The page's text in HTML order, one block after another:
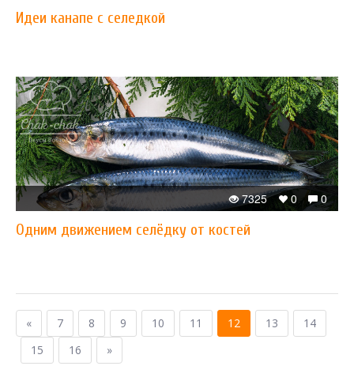
Идеи канапе с селедкой
0
0
7325
Одним движением селёдку от костей
« 7 8 9 10 11 12 13
14
15
16 »